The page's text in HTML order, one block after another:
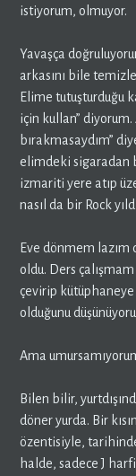
istiyorum, olmuyor.
Yavaşça
arkasını bile
Elime tutuşturduğu
için kullan”
bırakmasaydım”
elimdeki sigaradan
izmariti yere atıp
nasıl da bir Rock
Eve dönmem lazım
oldu. Ders
çevirip
olduğunu
Ama
Bilen bilir,
döner yurda. Bir
özentisiyle,
halde, sadece J